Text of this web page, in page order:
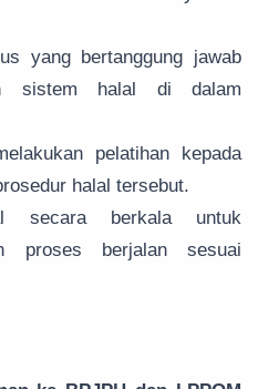
yang bertanggung jawab
sistem halal di dalam
pelatihan kepada
halal tersebut.
secara berkala untuk
proses berjalan sesuai